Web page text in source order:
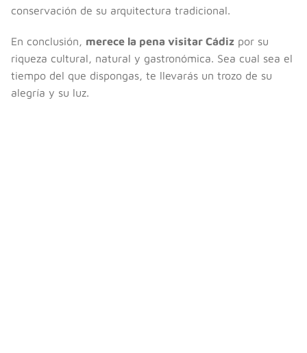
conservación de su arquitectura tradicional.
En conclusión, merece la pena visitar Cádiz por su
riqueza cultural, natural y gastronómica. Sea cual sea el
tiempo del que dispongas, te llevarás un trozo de su
alegría y su luz.